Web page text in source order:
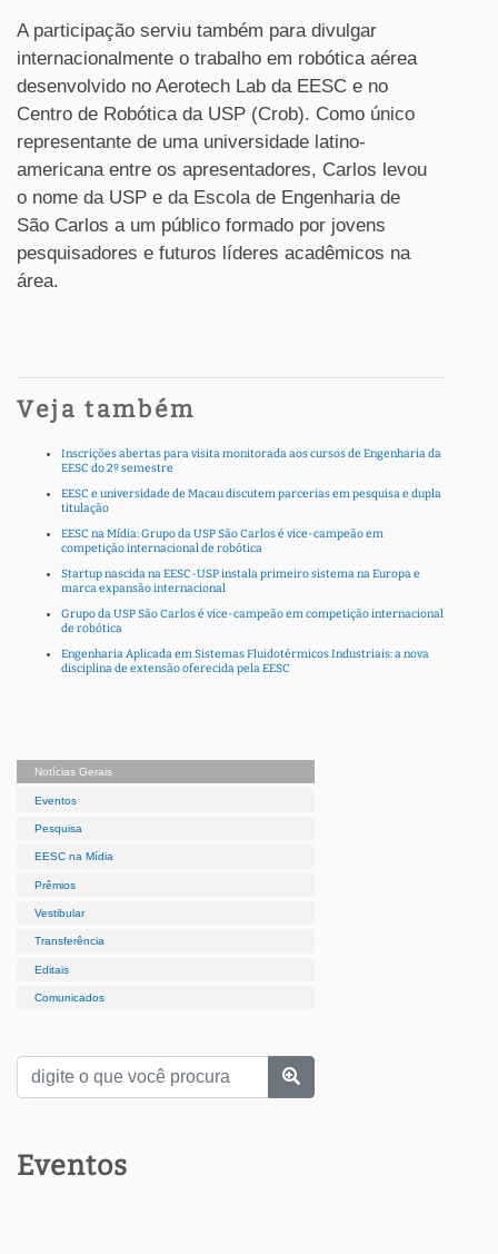
A participação serviu também para divulgar
internacionalmente o trabalho em robótica aérea
desenvolvido no Aerotech Lab da EESC e no
Centro de Robótica da USP (Crob). Como único
representante de uma universidade latino-
americana entre os apresentadores, Carlos levou
o nome da USP e da Escola de Engenharia de
São Carlos a um público formado por jovens
pesquisadores e futuros líderes acadêmicos na
área.
Veja também
Inscrições abertas para visita monitorada aos cursos de Engenharia da
EESC do 2º semestre
EESC e universidade de Macau discutem parcerias em pesquisa e dupla
titulação
EESC na Mídia: Grupo da USP São Carlos é vice-campeão em
competição internacional de robótica
Startup nascida na EESC-USP instala primeiro sistema na Europa e
marca expansão internacional
Grupo da USP São Carlos é vice-campeão em competição internacional
de robótica
Engenharia Aplicada em Sistemas Fluidotérmicos Industriais: a nova
disciplina de extensão oferecida pela EESC
Notícias Gerais
Eventos
Pesquisa
EESC na Mídia
Prêmios
Vestibular
Transferência
Editais
Comunicados
Eventos